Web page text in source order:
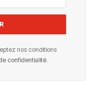
nos conditions
confidentialité.